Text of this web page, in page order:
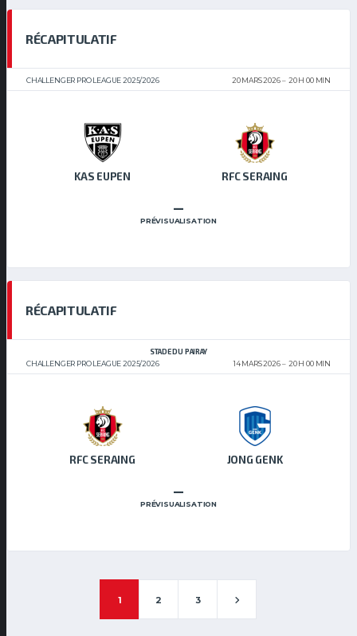
RÉCAPITULATIF
CHALLENGER PRO LEAGUE 2025/2026 20 MARS 2026 20 H 00 MIN
KAS EUPEN RFC SERAING
–
PRÉVISUALISATION
RÉCAPITULATIF
CHALLENGER PRO LEAGUE 2025/2026
STADE DU PAIRAY
14 MARS 2026
20 H 00 MIN
RFC SERAING JONG GENK
–
PRÉVISUALISATION
1 2 3